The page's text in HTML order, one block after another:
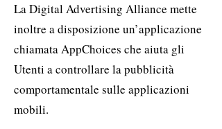
La Digital Advertising Alliance mette
inoltre a disposizione un’applicazione
chiamata AppChoices che aiuta gli
Utenti a controllare la pubblicità
comportamentale sulle applicazioni
mobili.